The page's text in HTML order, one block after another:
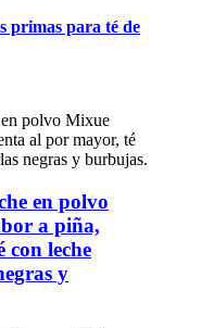
primas para té de
en polvo
a piña,
con leche
y